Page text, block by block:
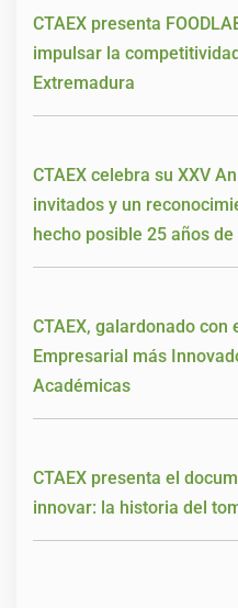
CTAEX presenta
impulsar la
Extremadura
CTAEX celebra su XXV
invitados y un
hecho posible 25 años
CTAEX, galardonado con
Empresarial más
Académicas
CTAEX presenta el
innovar: la historia del